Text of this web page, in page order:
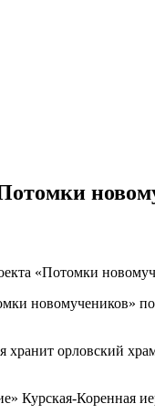
новомучеников»
орловский
Курская-